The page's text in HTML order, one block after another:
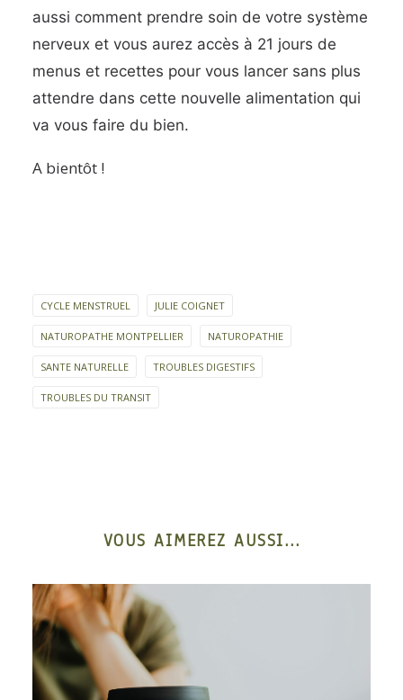
aussi comment prendre soin de votre système
nerveux et vous aurez accès à 21 jours de
menus et recettes pour vous lancer sans plus
attendre dans cette nouvelle alimentation qui
va vous faire du bien.
A bientôt !
CYCLE MENSTRUEL JULIE COIGNET
NATUROPATHE MONTPELLIER NATUROPATHIE
SANTE NATURELLE TROUBLES DIGESTIFS
TROUBLES DU TRANSIT
VOUS AIMEREZ AUSSI...